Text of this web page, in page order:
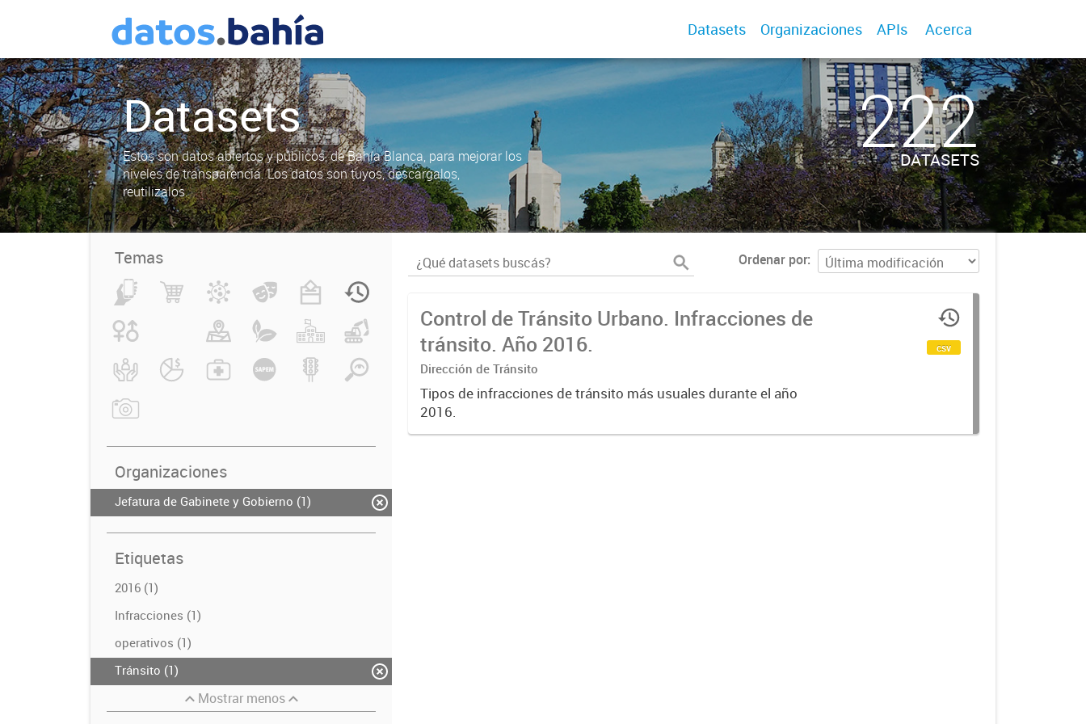
Datasets Organizaciones APIs Acerca
Datasets
Estos son datos abiertos y públicos, de Bahía Blanca, para mejorar los
niveles de transparencia. Los datos son tuyos, descargalos,
reutilizalos.
222
DATASETS
Temas
Organizaciones
Jefatura de Gabinete y Gobierno (1)
Etiquetas
2016 (1)
Infracciones (1)
operativos (1)
Tránsito (1)
Mostrar menos
Ordenar por
Control de Tránsito Urbano. Infracciones de
tránsito. Año 2016.
Dirección de Tránsito
Tipos de infracciones de tránsito más usuales durante el año
2016.
csv